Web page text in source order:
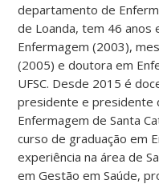
departamento de
de Loanda, tem 46 anos
Enfermagem (2003),
(2005) e doutora em
UFSC. Desde 2015 é
presidente e presidente
Enfermagem de Santa
curso de graduação em
experiência na área de
em Gestão em Saúde,